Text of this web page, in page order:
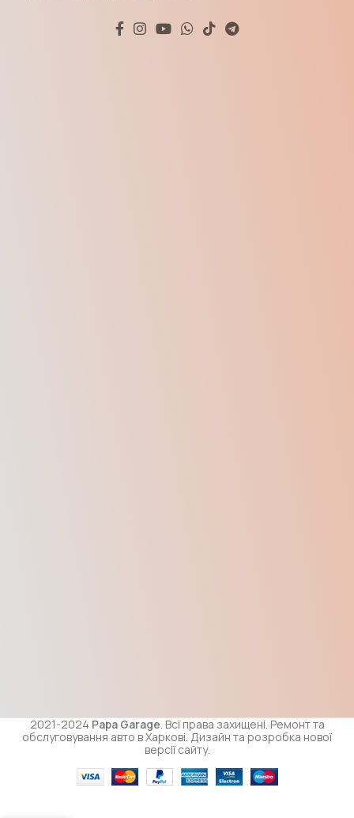
2021-2024 Papa Garage. Всі права захищені. Ремонт та
обслуговування авто в Харкові. Дизайн та розробка нової
версії сайту.
Кільце